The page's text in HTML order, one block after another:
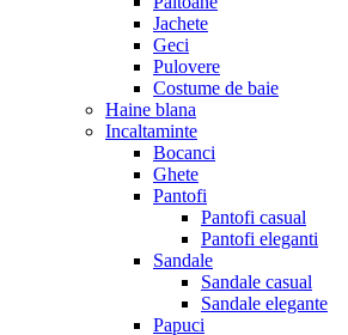
Jachete
Geci
Pulovere
Costume de baie
Haine blana
Incaltaminte
Bocanci
Ghete
Pantofi
Pantofi casual
Pantofi eleganti
Sandale
Sandale casual
Sandale elegante
Papuci